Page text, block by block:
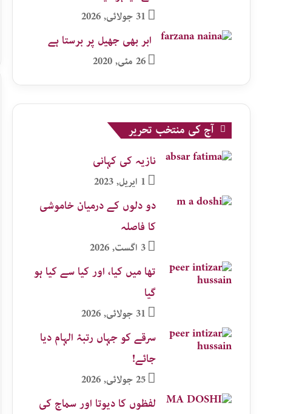
31 جولائی, 2026
ابر بھی جھیل پر برستا ہے
26 مئی, 2020
آج کی منتخب تحریر
نازیہ کی کہانی
1 اپریل, 2023
دو دلوں کے درمیان خاموشی
کا فاصلہ
3 اگست, 2026
تھا میں کیا، اور کیا سے کیا ہو
گیا
31 جولائی, 2026
سرقے کو جہاں رتبۂ الہام دیا
جائے!
25 جولائی, 2026
لفظوں کا دیوتا اور سماج کی